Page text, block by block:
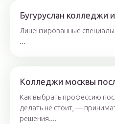
Бугуруслан колледжи
Лицензированные
...
Колледжи москвы
Как выбрать профессию
делать не стоит, —
решения....